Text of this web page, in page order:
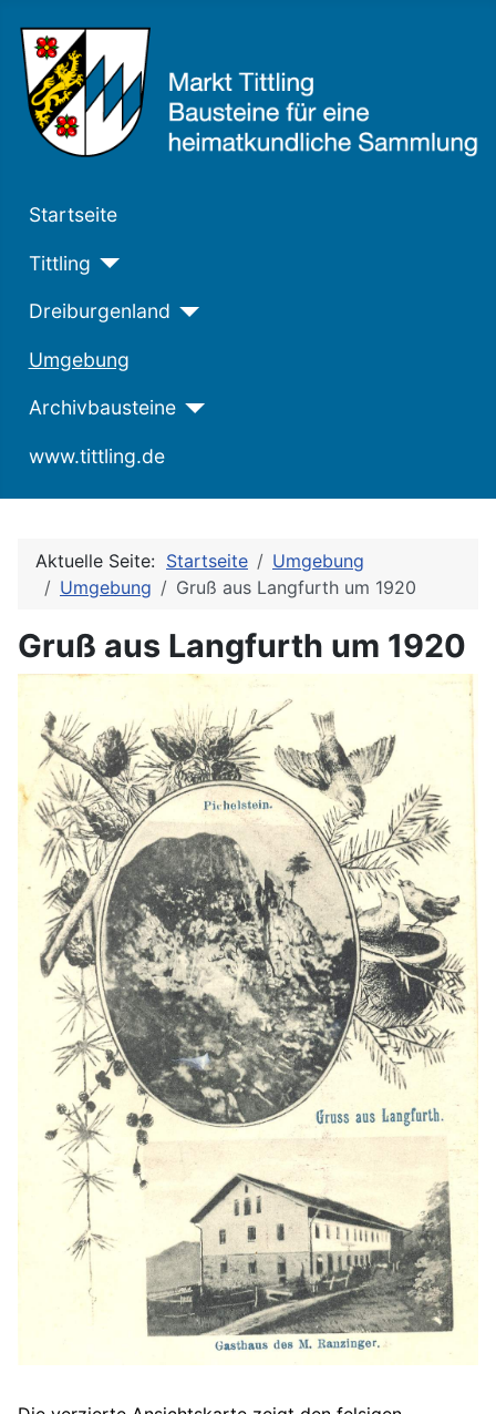
Startseite
Tittling
Dreiburgenland
Umgebung
Archivbausteine
www.tittling.de
Aktuelle Seite: Startseite
Umgebung
Umgebung
Gruß aus Langfurth um 1920
Gruß aus Langfurth um 1920